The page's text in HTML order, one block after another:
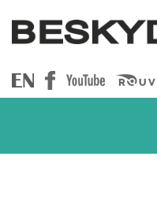
Beskydtour